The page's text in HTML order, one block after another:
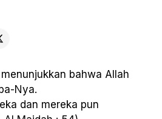
bahwa Allah
Nya.
dan mereka pun